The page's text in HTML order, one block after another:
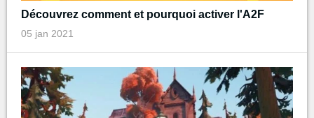
Découvrez comment et pourquoi activer l'A2F
05 jan 2021